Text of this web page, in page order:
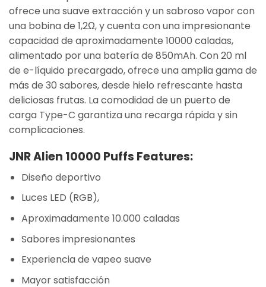
ofrece una suave extracción y un sabroso vapor con
una bobina de 1,2Ω, y cuenta con una impresionante
capacidad de aproximadamente 10000 caladas,
alimentado por una batería de 850mAh. Con 20 ml
de e-líquido precargado, ofrece una amplia gama de
más de 30 sabores, desde hielo refrescante hasta
deliciosas frutas. La comodidad de un puerto de
carga Type-C garantiza una recarga rápida y sin
complicaciones.
JNR Alien 10000 Puffs Features:
Diseño deportivo
Luces LED (RGB),
Aproximadamente 10.000 caladas
Sabores impresionantes
Experiencia de vapeo suave
Mayor satisfacción